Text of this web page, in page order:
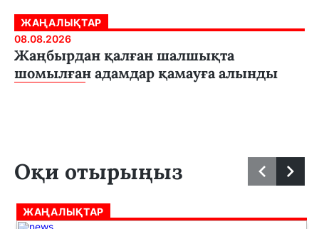
ЖАҢАЛЫҚТАР
08.08.2026
Жаңбырдан қалған шалшықта
шомылған адамдар қамауға алынды
Оқи отырыңыз
ЖАҢАЛЫҚТАР